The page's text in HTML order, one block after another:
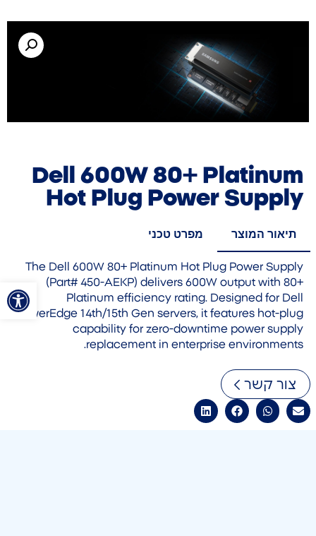
פתח
Dell 600W 80+ Platinum
Hot Plug Power Supply
תיאור המוצר מפרט טכני
The Dell 600W 80+ Platinum Hot Plug Power Supply
(Part# 450-AEKP) delivers 600W output with 80+
Platinum efficiency rating. Designed for Dell
PowerEdge 14th/15th Gen servers, it features hot-plug
capability for zero-downtime power supply
replacement in enterprise environments.
צור קשר